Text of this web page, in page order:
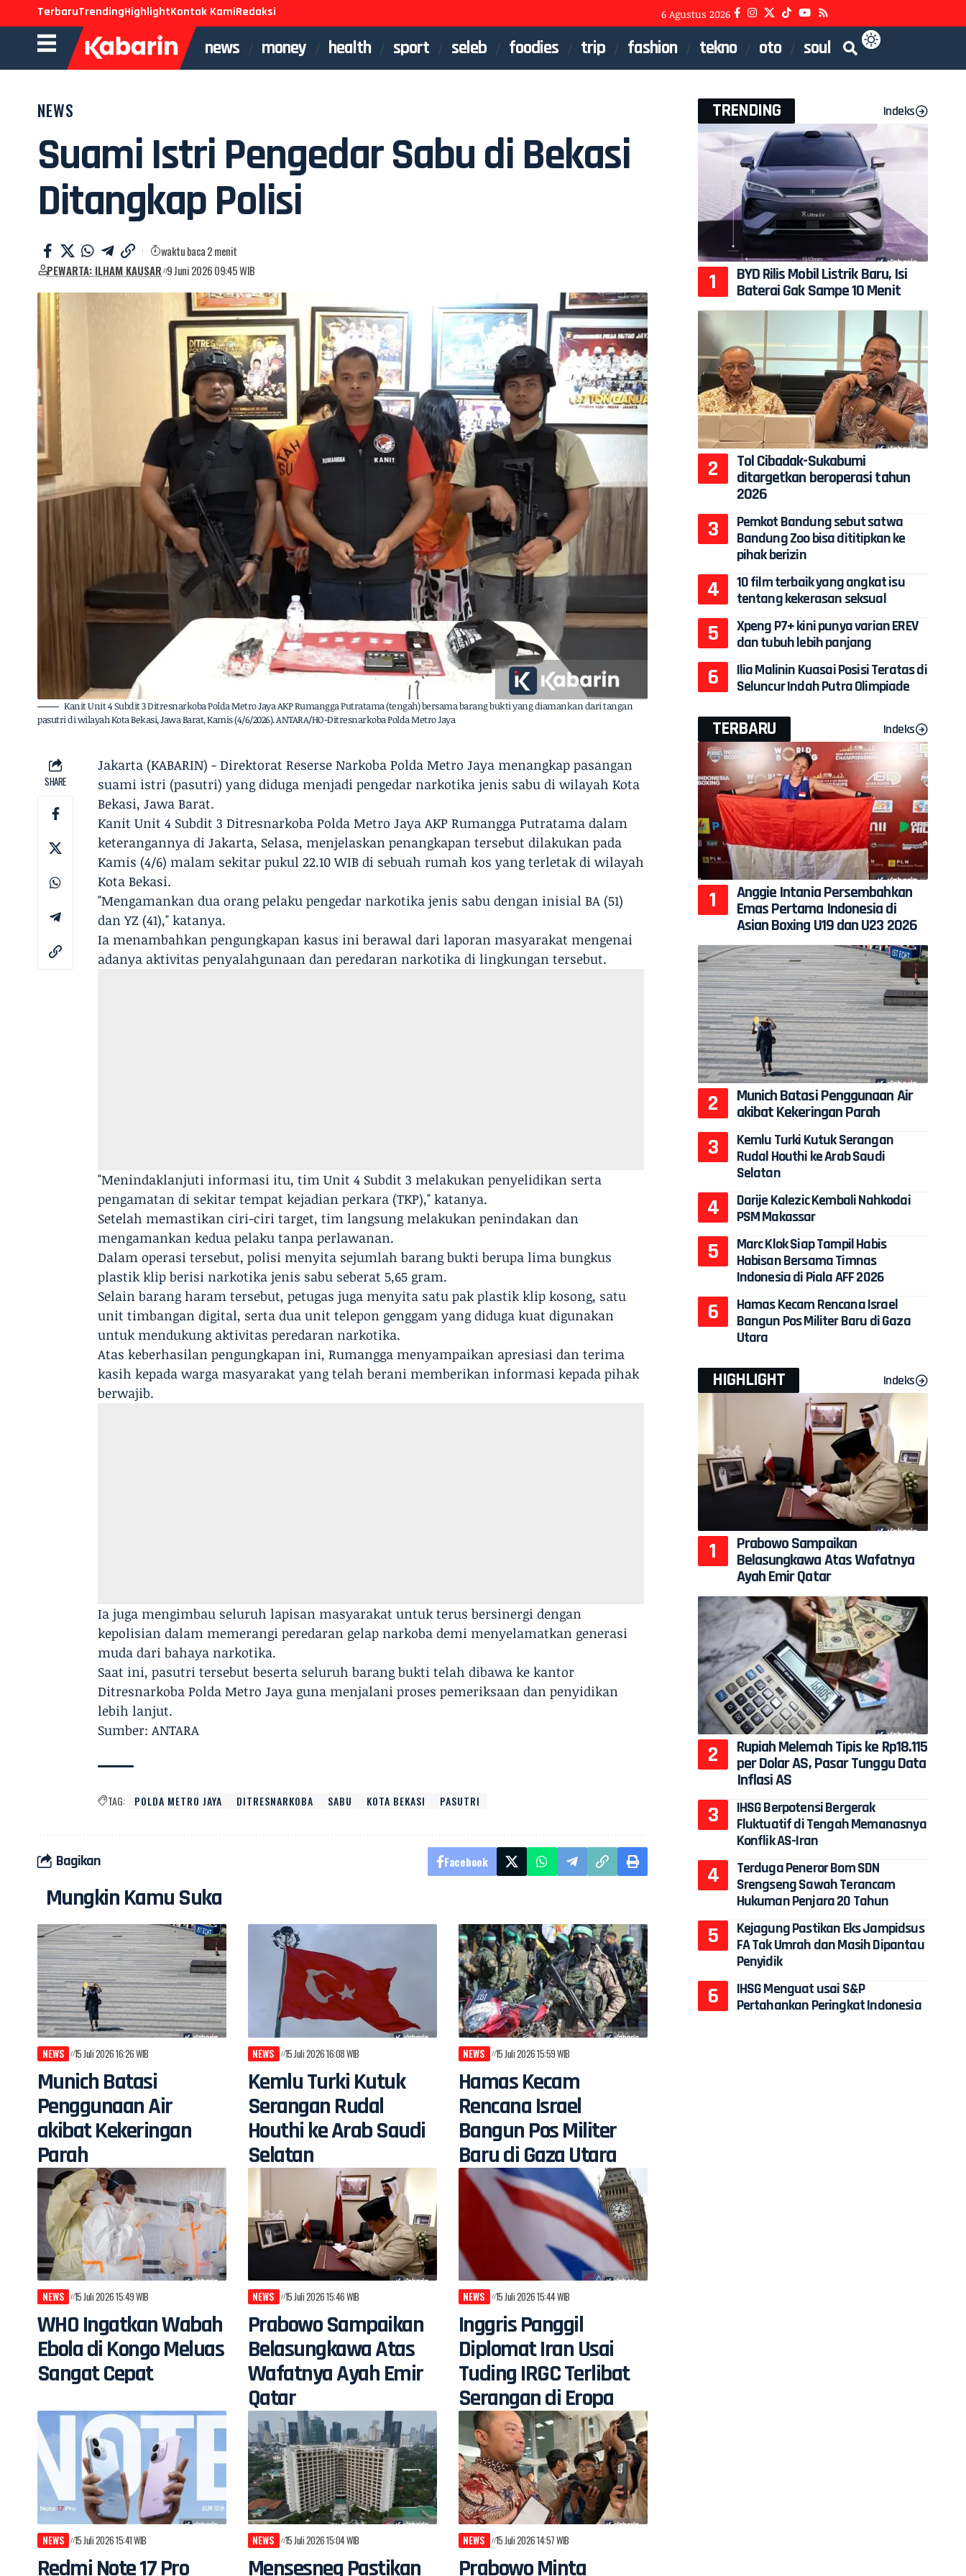
TerbaruTrendingHighlightKontak KamiRedaksi 6 Agustus 2026
news money health sport seleb foodies trip fashion tekno oto soul
NEWS
Suami Istri Pengedar Sabu di Bekasi
Ditangkap Polisi
PEWARTA: ILHAM KAUSAR 9 Juni 2026 09:45 WIB
waktu baca 2 menit
Kanit Unit 4 Subdit 3 Ditresnarkoba Polda Metro Jaya AKP Rumangga Putratama (tengah) bersama barang bukti yang diamankan dari tangan
pasutri di wilayah Kota Bekasi, Jawa Barat, Kamis (4/6/2026). ANTARA/HO-Ditresnarkoba Polda Metro Jaya
SHARE
Jakarta (KABARIN) - ​Direktorat Reserse Narkoba Polda Metro Jaya menangkap pasangan
suami istri (pasutri) yang diduga menjadi pengedar narkotika jenis sabu di wilayah Kota
Bekasi, Jawa Barat.
Kanit Unit 4 Subdit 3 Ditresnarkoba Polda Metro Jaya AKP Rumangga Putratama dalam
keterangannya di Jakarta, Selasa, menjelaskan penangkapan tersebut dilakukan pada
Kamis (4/6) malam sekitar pukul 22.10 WIB di sebuah rumah kos yang terletak di wilayah
Kota Bekasi.
​"Mengamankan dua orang pelaku pengedar narkotika jenis sabu dengan inisial BA (51)
dan YZ (41)," katanya.
Ia menambahkan pengungkapan kasus ini berawal dari laporan masyarakat mengenai
adanya aktivitas penyalahgunaan dan peredaran narkotika di lingkungan tersebut.
"Menindaklanjuti informasi itu, tim Unit 4 Subdit 3 melakukan penyelidikan serta
pengamatan di sekitar tempat kejadian perkara (TKP)," katanya.
Setelah memastikan ciri-ciri target, tim langsung melakukan penindakan dan
mengamankan kedua pelaku tanpa perlawanan.
​Dalam operasi tersebut, polisi menyita sejumlah barang bukti berupa lima bungkus
plastik klip berisi narkotika jenis sabu seberat 5,65 gram.
​Selain barang haram tersebut, petugas juga menyita satu pak plastik klip kosong, satu
unit timbangan digital, serta dua unit telepon genggam yang diduga kuat digunakan
untuk mendukung aktivitas peredaran narkotika.
​Atas keberhasilan pengungkapan ini, Rumangga menyampaikan apresiasi dan terima
kasih kepada warga masyarakat yang telah berani memberikan informasi kepada pihak
berwajib.
​Ia juga mengimbau seluruh lapisan masyarakat untuk terus bersinergi dengan
kepolisian dalam memerangi peredaran gelap narkoba demi menyelamatkan generasi
muda dari bahaya narkotika.
​Saat ini, pasutri tersebut beserta seluruh barang bukti telah dibawa ke kantor
Ditresnarkoba Polda Metro Jaya guna menjalani proses pemeriksaan dan penyidikan
lebih lanjut.
Sumber: ANTARA
TAG: POLDA METRO JAYA DITRESNARKOBA SABU KOTA BEKASI PASUTRI
Bagikan Facebook
Mungkin Kamu Suka
NEWS 15 Juli 2026 16:26 WIB
Munich Batasi
Penggunaan Air
akibat Kekeringan
Parah
NEWS 15 Juli 2026 16:08 WIB
Kemlu Turki Kutuk
Serangan Rudal
Houthi ke Arab Saudi
Selatan
NEWS 15 Juli 2026 15:59 WIB
Hamas Kecam
Rencana Israel
Bangun Pos Militer
Baru di Gaza Utara
NEWS 15 Juli 2026 15:49 WIB
WHO Ingatkan Wabah
Ebola di Kongo Meluas
Sangat Cepat
NEWS 15 Juli 2026 15:46 WIB
Prabowo Sampaikan
Belasungkawa Atas
Wafatnya Ayah Emir
Qatar
NEWS 15 Juli 2026 15:44 WIB
Inggris Panggil
Diplomat Iran Usai
Tuding IRGC Terlibat
Serangan di Eropa
NEWS 15 Juli 2026 15:41 WIB
Redmi Note 17 Pro
NEWS 15 Juli 2026 15:04 WIB
Mensesneg Pastikan
NEWS 15 Juli 2026 14:57 WIB
Prabowo Minta
TRENDING Indeks
BYD Rilis Mobil Listrik Baru, Isi
Baterai Gak Sampe 10 Menit
Tol Cibadak-Sukabumi
ditargetkan beroperasi tahun
2026
Pemkot Bandung sebut satwa
Bandung Zoo bisa dititipkan ke
pihak berizin
10 film terbaik yang angkat isu
tentang kekerasan seksual
Xpeng P7+ kini punya varian EREV
dan tubuh lebih panjang
Ilia Malinin Kuasai Posisi Teratas di
Seluncur Indah Putra Olimpiade
TERBARU Indeks
Anggie Intania Persembahkan
Emas Pertama Indonesia di
Asian Boxing U19 dan U23 2026
Munich Batasi Penggunaan Air
akibat Kekeringan Parah
Kemlu Turki Kutuk Serangan
Rudal Houthi ke Arab Saudi
Selatan
Darije Kalezic Kembali Nahkodai
PSM Makassar
Marc Klok Siap Tampil Habis
Habisan Bersama Timnas
Indonesia di Piala AFF 2026
Hamas Kecam Rencana Israel
Bangun Pos Militer Baru di Gaza
Utara
HIGHLIGHT Indeks
Prabowo Sampaikan
Belasungkawa Atas Wafatnya
Ayah Emir Qatar
Rupiah Melemah Tipis ke Rp18.115
per Dolar AS, Pasar Tunggu Data
Inflasi AS
IHSG Berpotensi Bergerak
Fluktuatif di Tengah Memanasnya
Konflik AS-Iran
Terduga Peneror Bom SDN
Srengseng Sawah Terancam
Hukuman Penjara 20 Tahun
Kejagung Pastikan Eks Jampidsus
FA Tak Umrah dan Masih Dipantau
Penyidik
IHSG Menguat usai S&P
Pertahankan Peringkat Indonesia